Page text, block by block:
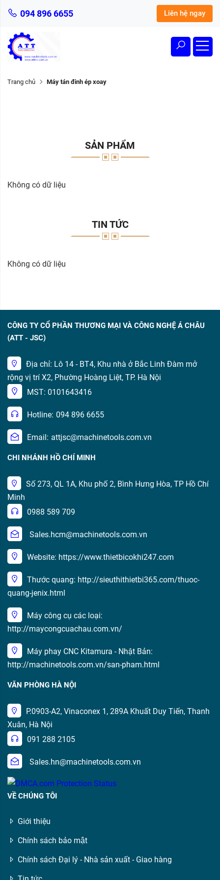
094 896 6655 Liên hệ ngay
Trang chủ Máy tán đinh ép xoay
SẢN PHẨM
Không có dữ liệu
TIN TỨC
Không có dữ liệu
CÔNG TY CỔ PHẦN THƯƠNG MẠI VÀ CÔNG NGHỆ Á CHÂU
(ATT - JSC)
Địa chỉ: Lô 14 - BT4, Khu nhà ở Bắc Linh Đàm mở
rộng vị trí X2, Phường Hoàng Liệt, TP. Hà Nội
MST: 0101643416
Hotline: 094 896 6655
Email: attjsc@machinetools.com.vn
CHI NHÁNH HỒ CHÍ MINH
Số 273, QL 1A, Khu phố 2, Bình Hưng Hòa, TP Hồ Chí
Minh
0988 589 709
Sales.hcm@machinetools.com.vn
Website: https://www.thietbicokhi247.com
Thước quang: http://sieuthithietbi365.com/thuoc-
quang-jenix.html
Máy công cụ các loại:
http://maycongcuachau.com.vn/
Máy phay CNC Kitamura - Nhật Bản:
http://machinetools.com.vn/san-pham.html
VĂN PHÒNG HÀ NỘI
P.0903-A2, Vinaconex 1, 289A Khuất Duy Tiến, Thanh
Xuân, Hà Nội
091 288 2105
Sales.hn@machinetools.com.vn
VỀ CHÚNG TÔI
Giới thiệu
Chính sách bảo mật
Chính sách Đại lý - Nhà sản xuất - Giao hàng